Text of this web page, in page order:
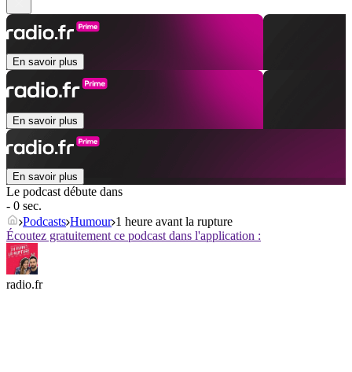
En savoir plus
En savoir plus
En savoir plus
Le podcast débute dans
- 0 sec.
Podcasts Humour 1 heure avant la rupture
Écoutez gratuitement ce podcast dans l'application :
radio.fr